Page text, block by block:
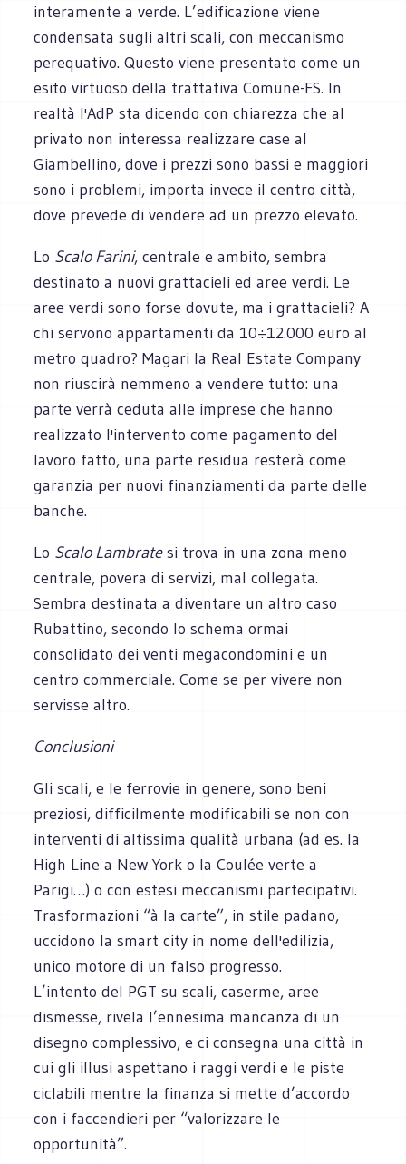
interamente a verde. L’edificazione viene
condensata sugli altri scali, con meccanismo
perequativo. Questo viene presentato come un
esito virtuoso della trattativa Comune-FS. In
realtà l'AdP sta dicendo con chiarezza che al
privato non interessa realizzare case al
Giambellino, dove i prezzi sono bassi e maggiori
sono i problemi, importa invece il centro città,
dove prevede di vendere ad un prezzo elevato.
Lo Scalo Farini, centrale e ambito, sembra
destinato a nuovi grattacieli ed aree verdi. Le
aree verdi sono forse dovute, ma i grattacieli? A
chi servono appartamenti da 10÷12.000 euro al
metro quadro? Magari la Real Estate Company
non riuscirà nemmeno a vendere tutto: una
parte verrà ceduta alle imprese che hanno
realizzato l'intervento come pagamento del
lavoro fatto, una parte residua resterà come
garanzia per nuovi finanziamenti da parte delle
banche.
Lo Scalo Lambratesi trova in una zona meno
centrale, povera di servizi, mal collegata.
Sembra destinata a diventare un altro caso
Rubattino, secondo lo schema ormai
consolidato dei venti megacondomini e un
centro commerciale. Come se per vivere non
servisse altro.
Conclusioni
Gli scali, e le ferrovie in genere, sono beni
preziosi, difficilmente modificabili se non con
interventi di altissima qualità urbana (ad es. la
High Line a New York o la Coulée verte a
Parigi…) o con estesi meccanismi partecipativi.
Trasformazioni “à la carte”, in stile padano,
uccidono la smart city in nome dell'edilizia,
unico motore di un falso progresso.
L’intento del PGT su scali, caserme, aree
dismesse, rivela l’ennesima mancanza di un
disegno complessivo, e ci consegna una città in
cui gli illusi aspettano i raggi verdi e le piste
ciclabili mentre la finanza si mette d’accordo
con i faccendieri per “valorizzare le
opportunità”.